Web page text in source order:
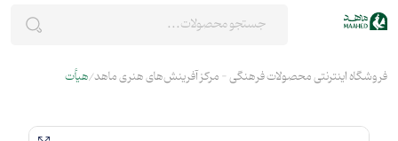
فروشگاه اینترنتی محصولات فرهنگی - مرکز آفرینش‌های هنری ماهد هیأت